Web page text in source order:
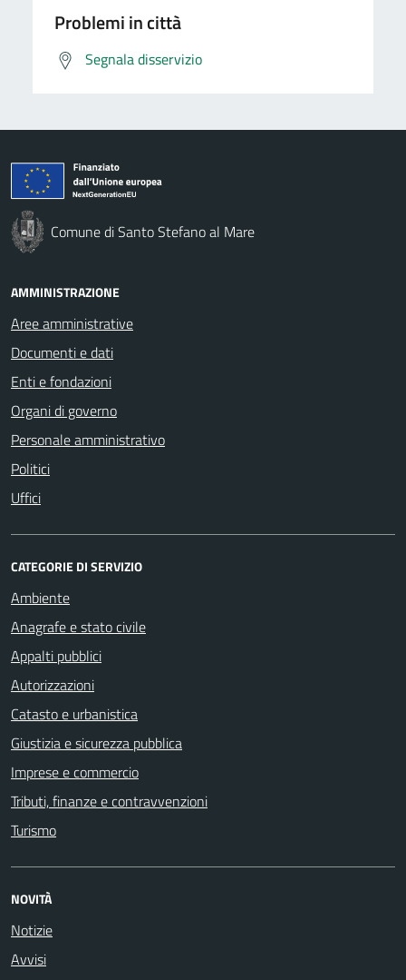
Problemi in città
Segnala disservizio
Comune di Santo Stefano al Mare
AMMINISTRAZIONE
Aree amministrative
Documenti e dati
Enti e fondazioni
Organi di governo
Personale amministrativo
Politici
Uffici
CATEGORIE DI SERVIZIO
Ambiente
Anagrafe e stato civile
Appalti pubblici
Autorizzazioni
Catasto e urbanistica
Giustizia e sicurezza pubblica
Imprese e commercio
Tributi, finanze e contravvenzioni
Turismo
NOVITÀ
Notizie
Avvisi